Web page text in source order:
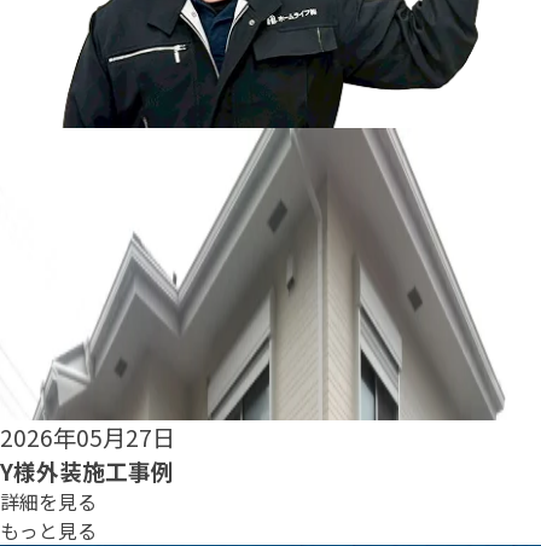
2026年05月25日
S様外装施工事例
詳細を見る
もっと見る